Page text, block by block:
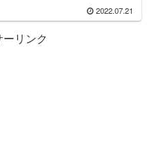
2022.07.21
リンク